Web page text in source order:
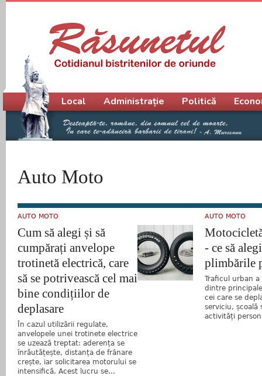
Auto Moto
AUTO MOTO
Cum să alegi și să
cumpărați anvelope
trotinetă electrică, care
să se potrivească cel mai
bine condițiilor de
deplasare
În cazul utilizării regulate,
anvelopele unei trotinete electrice
se uzează treptat: aderența se
înrăutățește, distanța de frânare
crește, iar solicitarea motorului se
intensifică. Acest lucru se...
AUTO MOTO
- ce să
plimbările
Traficul urban
dintre
cei care se
serviciu, școală
activități
Meniu principal
Local Administrație Politică